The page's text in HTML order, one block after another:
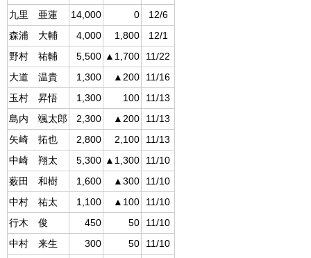
九里 亜蓮
14,000 0
12/6
森浦 大輔
4,000 1,800
12/1
野村 祐輔
5,500 ▲1,700
11/22
大道 温貴
1,300 ▲200
11/16
玉村 昇悟
1,300 100
11/13
島内 颯太郎
2,300 ▲200
11/13
矢崎 拓也
2,800 2,100
11/13
中崎 翔太
5,300 ▲1,300
11/10
薮田 和樹
1,600 ▲300
11/10
中村 祐太
1,100 ▲100
11/10
行木 俊
450 50
11/10
中村 来生
300 50
11/10